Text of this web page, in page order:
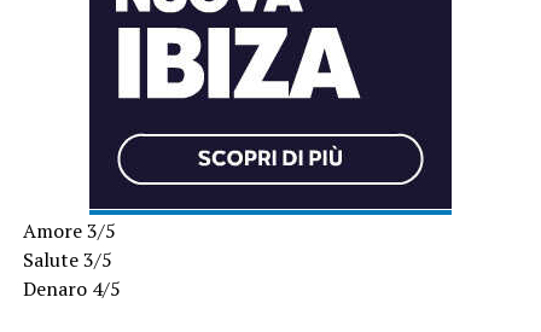
Amore 3/5
Salute 3/5
Denaro 4/5